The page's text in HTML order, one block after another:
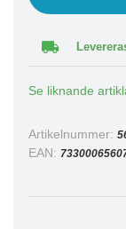
Se liknande
Artikelnummer:
EAN: